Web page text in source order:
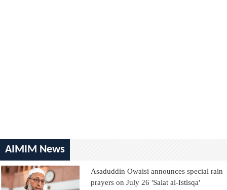
AIMIM News
Asaduddin Owaisi announces special rain
prayers on July 26 'Salat al-Istisqa'